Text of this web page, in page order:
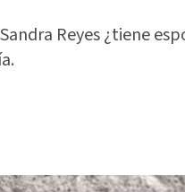
Reyes ¿tiene